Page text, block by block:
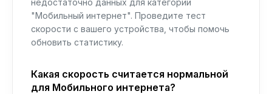
недостаточно данных для категории
"Мобильный интернет". Проведите тест
скорости с вашего устройства, чтобы помочь
обновить статистику.
Какая скорость считается нормальной
для Мобильного интернета?